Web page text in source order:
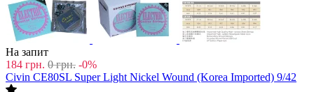
На запит
184 грн. 0 грн. -0%
Civin CE80SL Super Light Nickel Wound (Korea Imported) 9/42